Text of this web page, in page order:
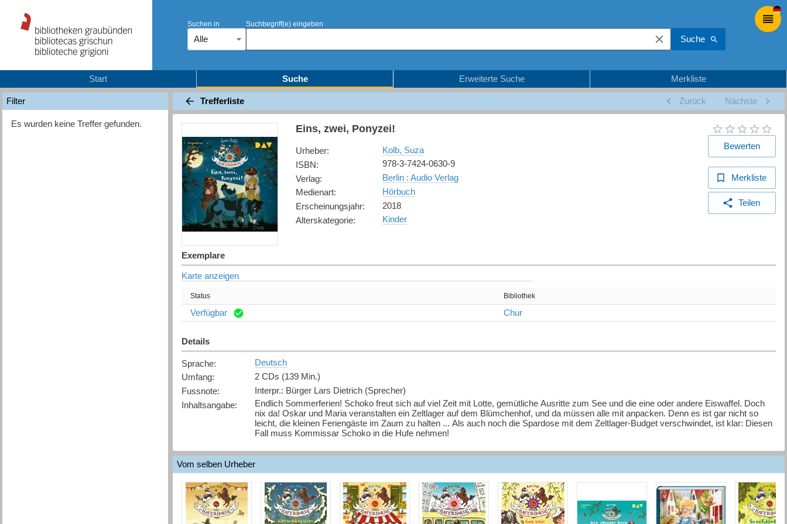
Suchen in
Alle
Suchbegriff(e) eingeben
Suche
Start Suche Erweiterte Suche Merkliste
Filter
Es wurden keine Treffer gefunden.
Trefferliste Zurück Nächste
Eins, zwei, Ponyzei!
Urheber:
Kolb, Suza
ISBN:
978-3-7424-0630-9
Verlag:
Berlin : Audio Verlag
Medienart:
Hörbuch
Erscheinungsjahr:
2018
Alterskategorie: Kinder
Bewerten
Merkliste
Teilen
Exemplare
Karte anzeigen
Status Bibliothek
Verfügbar Chur
Details
Sprache:
Deutsch
Umfang:
2 CDs (139 Min.)
Fussnote:
Interpr.: Bürger Lars Dietrich (Sprecher)
Inhaltsangabe:
Endlich Sommerferien! Schoko freut sich auf viel Zeit mit Lotte, gemütliche Ausritte zum See und die eine oder andere Eiswaffel. Doch
nix da! Oskar und Maria veranstalten ein Zeltlager auf dem Blümchenhof, und da müssen alle mit anpacken. Denn es ist gar nicht so
leicht, die kleinen Feriengäste im Zaum zu halten ... Als auch noch die Spardose mit dem Zeltlager-Budget verschwindet, ist klar: Diesen
Fall muss Kommissar Schoko in die Hufe nehmen!
Vom selben Urheber